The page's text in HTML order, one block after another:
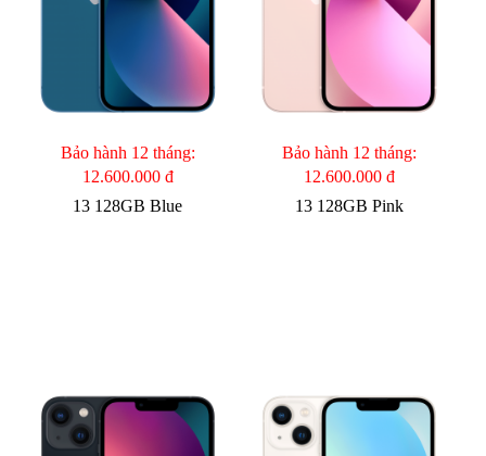
Bảo hành 12 tháng:
12.600.000 đ
13 128GB Blue
Bảo hành 12 tháng:
12.600.000 đ
13 128GB Pink